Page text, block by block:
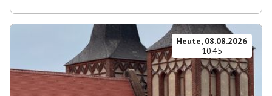
Heute, 08.08.2026
10:45